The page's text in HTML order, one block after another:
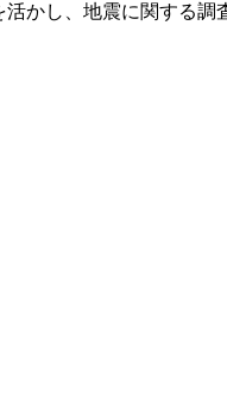
かし、地震に関する